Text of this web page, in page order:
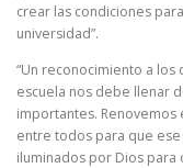
crear las condiciones
universidad”.
“Un reconocimiento a
escuela nos debe llenar
importantes.
entre todos para que
iluminados por Dios para